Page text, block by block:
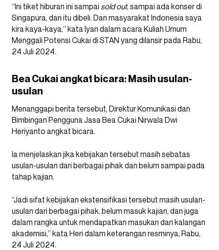
“Ini tiket hiburan ini sampai sold out, sampai ada konser di
Singapura, dan itu dibeli. Dan masyarakat Indonesia saya
kira kaya-kaya,” kata Iyan dalam acara Kuliah Umum
Menggali Potensi Cukai di STAN yang dilansir pada Rabu,
24 Juli 2024.
Bea Cukai angkat bicara: Masih usulan-
usulan
Menanggapi berita tersebut, Direktur Komunikasi dan
Bimbingan Pengguna Jasa Bea Cukai Nirwala Dwi
Heriyanto angkat bicara.
Ia menjelaskan jika kebijakan tersebut masih sebatas
usulan-usulan dari berbagai pihak dan belum sampai pada
tahap kajian.
“Jadi sifat kebijakan ekstensifikasi tersebut masih usulan-
usulan dari berbagai pihak, belum masuk kajian, dan juga
dalam rangka untuk mendapatkan masukan dari kalangan
akademisi,” kata Heri dalam keterangan resminya, Rabu,
24 Juli 2024.